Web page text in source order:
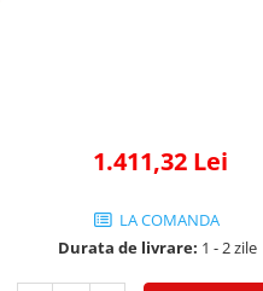
1.411,32 Lei
LA COMANDA
Durata de livrare: 1 - 2 zile